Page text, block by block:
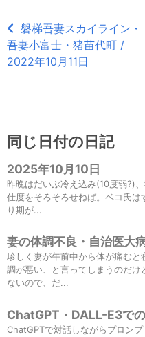
磐梯吾妻スカイライン・
吾妻小富士・猪苗代町 /
2022年10月11日
同じ日付の日記
2025年10月10日
昨晩はだいぶ冷え込み(10度弱?)
仕度をそろそろせねば。ベコ氏
り期が...
妻の体調不良・自治医大
珍しく妻が午前中から体が痛む
調が悪い、と言ってしまうのだ
ないので、だ...
ChatGPT・DALL-E3で
ChatGPTで対話しながらプロンプ